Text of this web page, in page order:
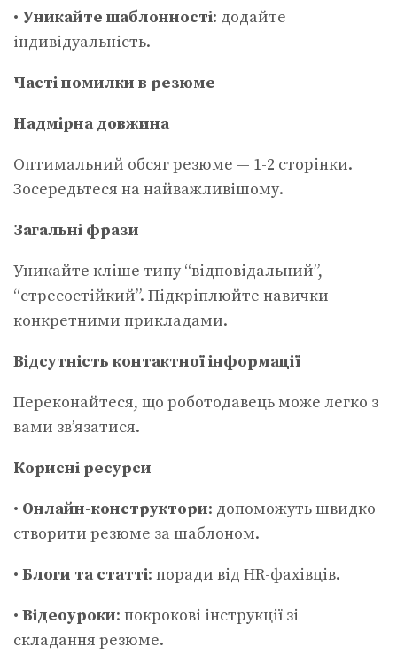
• Уникайте шаблонності: додайте
індивідуальність.
Часті помилки в резюме
Надмірна довжина
Оптимальний обсяг резюме — 1-2 сторінки.
Зосередьтеся на найважливішому.
Загальні фрази
Уникайте кліше типу “відповідальний”,
“стресостійкий”. Підкріплюйте навички
конкретними прикладами.
Відсутність контактної інформації
Переконайтеся, що роботодавець може легко з
вами зв’язатися.
Корисні ресурси
• Онлайн-конструктори: допоможуть швидко
створити резюме за шаблоном.
• Блоги та статті: поради від HR-фахівців.
• Відеоуроки: покрокові інструкції зі
складання резюме.